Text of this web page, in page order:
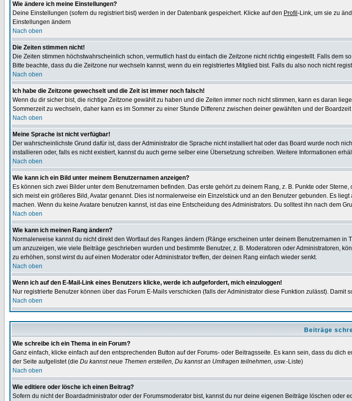
Wie ändere ich meine Einstellungen?
Deine Einstellungen (sofern du registriert bist) werden in der Datenbank gespeichert. Klicke auf den Profil -Link, um sie zu
Einstellungen ändern
Nach oben
Die Zeiten stimmen nicht!
Die Zeiten stimmen höchstwahrscheinlich schon, vermutlich hast du einfach die Zeitzone nicht richtig eingestellt. Falls
Bitte beachte, dass du die Zeitzone nur wechseln kannst, wenn du ein registriertes Mitglied bist. Falls du also noch nicht
Nach oben
Ich habe die Zeitzone gewechselt und die Zeit ist immer noch falsch!
Wenn du dir sicher bist, die richtige Zeitzone gewählt zu haben und die Zeiten immer noch nicht stimmen, kann es daran
Sommerzeit zu wechseln, daher kann es im Sommer zu einer Stunde Differenz zwischen deiner gewählten und der
Nach oben
Meine Sprache ist nicht verfügbar!
Der wahrscheinlichste Grund dafür ist, dass der Administrator die Sprache nicht installiert hat oder das Board wurde noch
installieren oder, falls es nicht existiert, kannst du auch gerne selber eine Übersetzung schreiben. Weitere Informationen
Nach oben
Wie kann ich ein Bild unter meinem Benutzernamen anzeigen?
Es können sich zwei Bilder unter dem Benutzernamen befinden. Das erste gehört zu deinem Rang, z. B. Punkte oder
sich meist ein größeres Bild, Avatar genannt. Dies ist normalerweise ein Einzelstück und an den Benutzer gebunden. Es
machen. Wenn du keine Avatare benutzen kannst, ist das eine Entscheidung des Administrators. Du solltest ihn nach dem
Nach oben
Wie kann ich meinen Rang ändern?
Normalerweise kannst du nicht direkt den Wortlaut des Ranges ändern (Ränge erscheinen unter deinem Benutzernamen
um anzuzeigen, wie viele Beiträge geschrieben wurden und bestimmte Benutzer, z. B. Moderatoren oder Administratoren,
zu erhöhen, sonst wirst du auf einen Moderator oder Administrator treffen, der deinen Rang einfach wieder senkt.
Nach oben
Wenn ich auf den E-Mail-Link eines Benutzers klicke, werde ich aufgefordert, mich einzuloggen!
Nur registrierte Benutzer können über das Forum E-Mails verschicken (falls der Administrator diese Funktion zulässt).
Nach oben
Beiträge
Wie schreibe ich ein Thema in ein Forum?
Ganz einfach, klicke einfach auf den entsprechenden Button auf der Forums- oder Beitragsseite. Es kann sein, dass du
der Seite aufgelistet (die Du kannst neue Themen erstellen, Du kannst an Umfragen teilnehmen, usw.-Liste)
Nach oben
Wie editiere oder lösche ich einen Beitrag?
Sofern du nicht der Boardadministrator oder der Forumsmoderator bist, kannst du nur deine eigenen Beiträge löschen